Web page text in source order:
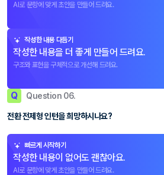
AI로 문항에 맞게 초안을 만들어 드려요.
작성한 내용 다듬기
작성한 내용을 더 좋게 만들어 드려요.
구조와 표현을 구체적으로 개선해 드려요.
Q Question 06.
전환 전제형 인턴을 희망하시나요?
빠르게 시작하기
작성한 내용이 없어도 괜찮아요.
AI로 문항에 맞게 초안을 만들어 드려요.